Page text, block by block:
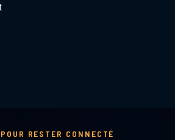
RESTER CONNECTÉ